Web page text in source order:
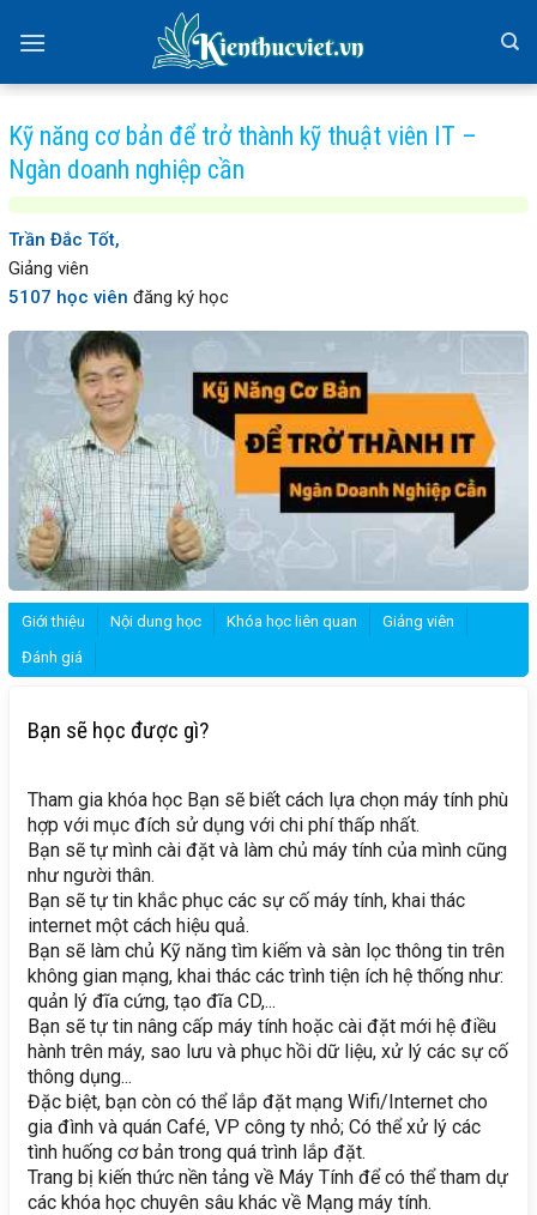
Kỹ năng cơ bản để trở thành kỹ thuật viên IT –
Ngàn doanh nghiệp cần
Trần Đắc Tốt,
Giảng viên
5107 học viên đăng ký học
Giới thiệu Nội dung học Khóa học liên quan
Giảng viên
Đánh giá
Bạn sẽ học được gì?
Tham gia khóa học Bạn sẽ biết cách lựa chọn máy tính phù
hợp với mục đích sử dụng với chi phí thấp nhất.
Bạn sẽ tự mình cài đặt và làm chủ máy tính của mình cũng
như người thân.
Bạn sẽ tự tin khắc phục các sự cố máy tính, khai thác
internet một cách hiệu quả.
Bạn sẽ làm chủ Kỹ năng tìm kiếm và sàn lọc thông tin trên
không gian mạng, khai thác các trình tiện ích hệ thống như:
quản lý đĩa cứng, tạo đĩa CD,...
Bạn sẽ tự tin nâng cấp máy tính hoặc cài đặt mới hệ điều
hành trên máy, sao lưu và phục hồi dữ liệu, xử lý các sự cố
thông dụng...
Đặc biệt, bạn còn có thể lắp đặt mạng Wifi/Internet cho
gia đình và quán Café, VP công ty nhỏ; Có thể xử lý các
tình huống cơ bản trong quá trình lắp đặt.
Trang bị kiến thức nền tảng về Máy Tính để có thể tham dự
các khóa học chuyên sâu khác về Mạng máy tính.